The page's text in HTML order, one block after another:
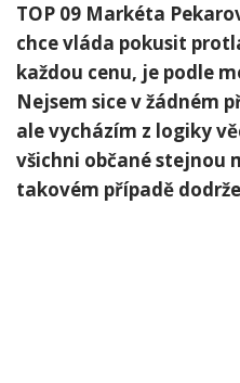
TOP 09 Markéta
chce vláda pokusit
každou cenu, je podle
Nejsem sice v žádném
ale vycházím z logiky
všichni občané stejnou
takovém případě